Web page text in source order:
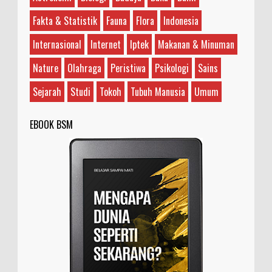
Hidup?
akuatik yang dikenal juga dengan sebutan udang
garam, brine shrimp, atau Artemia salina. Arte...
Fakta & Statistik
Fauna Flora
Indonesia
Internasional
Internet Iptek
Makanan & Minuman
Nature
Olahraga Peristiwa Psikologi
Sains
Sejarah
Studi Tokoh Tubuh Manusia Umum
EBOOK BSM